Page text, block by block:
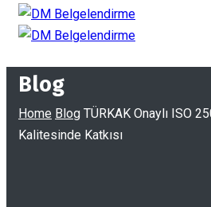
Blog
Home Blog TÜRKAK Onaylı ISO
Kalitesinde Katkısı